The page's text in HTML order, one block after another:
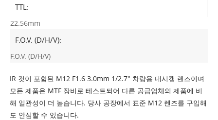
TTL:
22.56mm
F.O.V. (D/H/V):
F.O.V. (D/H/V)
IR 컷이 포함된 M12 F1.6 3.0mm 1/2.7" 차량용 대시캠 렌즈이며
모든 제품은 MTF 장비로 테스트되어 다른 공급업체의 제품에 비
해 일관성이 더 높습니다. 당사 공장에서 표준 M12 렌즈를 구입해
도 안심할 수 있습니다.